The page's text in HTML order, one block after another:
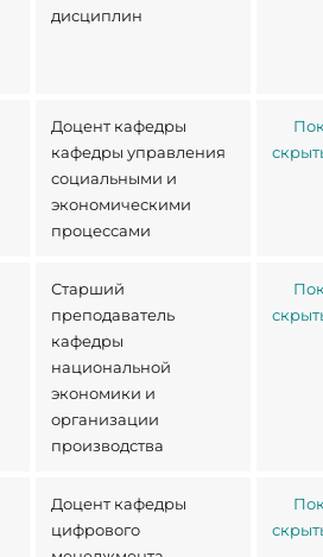
дисциплин
Доцент кафедры
кафедры управления
социальными и
экономическими
процессами
Старший
преподаватель
кафедры
национальной
экономики и
организации
производства
Доцент кафедры
цифрового